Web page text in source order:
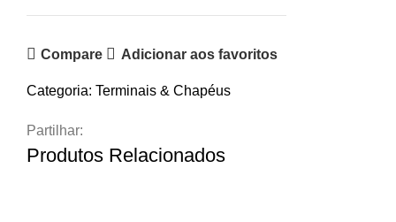
Compare Adicionar aos favoritos
Categoria: Terminais & Chapéus
Partilhar:
Produtos Relacionados